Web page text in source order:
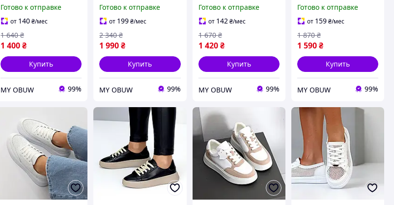
Готово к отправке
от 140₴/мес
1 400₴
1 640 ₴
Купить
MY OBUW 99%
Готово к отправке
от 199₴/мес
1 990₴
2 340 ₴
Купить
MY OBUW 99%
Готово к отправке
от 142 ₴/мес
1 420 ₴
1 670 ₴
Купить
MY OBUW 99%
Готово к отправке
от 159₴/мес
1 590₴
1 870 ₴
Купить
MY OBUW 99%